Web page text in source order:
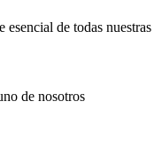
de todas
de nosotros